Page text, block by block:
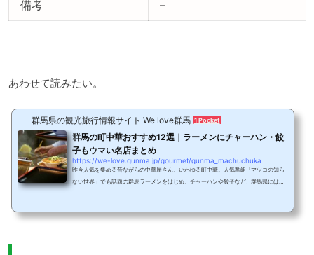
備考 –
あわせて読みたい。
群馬県の観光旅行情報サイト We love群馬 1 Pocket
群馬の町中華おすすめ12選｜ラーメンにチャーハン・餃
子もウマい名店まとめ
https://we-love.gunma.jp/gourmet/gunma_machuchuka
昨今人気を集める昔ながらの中華屋さん、いわゆる町中華。人気番組「マツコの知ら
ない世界」でも話題の群馬ラーメンをはじめ、チャーハンや餃子など、群馬県には安
というジャンルが最近話題となっています。安くてボリュームたっぷり、そして美味